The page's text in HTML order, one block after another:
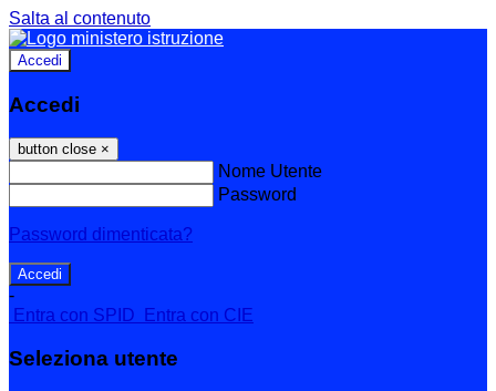
Salta al contenuto
Accedi
Accedi
button close ×
Nome Utente
Password
Password dimenticata?
-
Entra con SPID
Entra con CIE
Seleziona utente